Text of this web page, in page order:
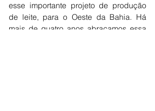
esse importante projeto de produção
de leite, para o Oeste da Bahia. Há
mais de quatro anos abraçamos essa